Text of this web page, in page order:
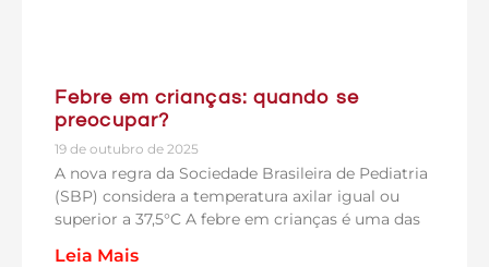
Febre em crianças: quando se
preocupar?
19 de outubro de 2025
A nova regra da Sociedade Brasileira de Pediatria
(SBP) considera a temperatura axilar igual ou
superior a 37,5°C A febre em crianças é uma das
Leia Mais